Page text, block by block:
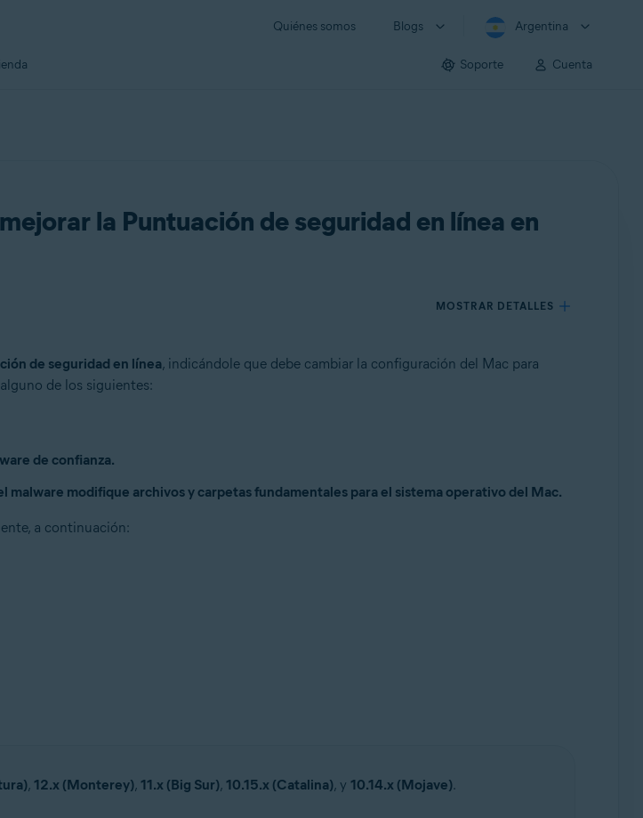
Quiénes somos Blogs Argentina
Soporte Cuenta
la Puntuación de seguridad en línea en
MOSTRAR DETALLES
de seguridad en línea, indicándole que debe cambiar la configuración del Mac para
de los siguientes:
de confianza.
modifique archivos y carpetas fundamentales para el sistema operativo del Mac.
a continuación:
, 12.x (Monterey), 11.x (Big Sur), 10.15.x (Catalina), y 10.14.x (Mojave).